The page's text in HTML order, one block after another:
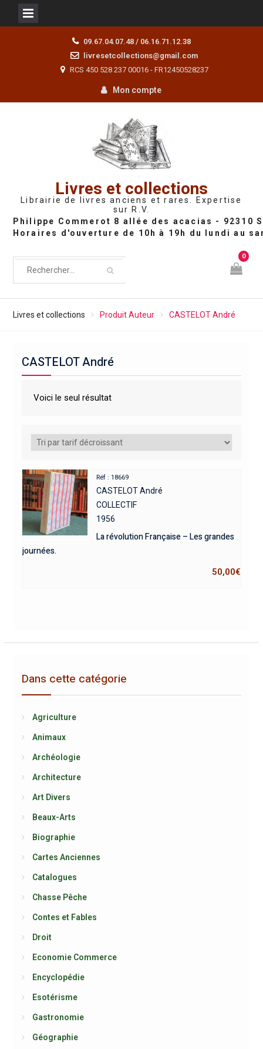
09.67.04.07.48 / 06.16.71.12.38
livresetcollections@gmail.com
RCS 450 528 237 00016 - FR12450528237
Mon compte
Livres et collections
Librairie de livres anciens et rares. Expertise
sur R.V.
0
Livres et collections Produit Auteur CASTELOT André
CASTELOT André
Voici le seul résultat
Réf : 18669
CASTELOT André
COLLECTIF
1956
La révolution Française – Les grandes
journées.
50,00€
Dans cette catégorie
Agriculture
Animaux
Archéologie
Architecture
Art Divers
Beaux-Arts
Biographie
Cartes Anciennes
Catalogues
Chasse Pêche
Contes et Fables
Droit
Economie Commerce
Encyclopédie
Esotérisme
Gastronomie
Géographie